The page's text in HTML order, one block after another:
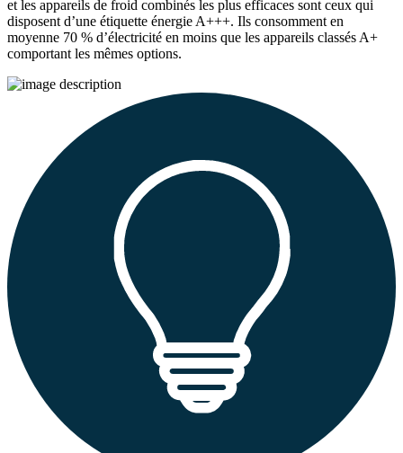
et les appareils de froid combinés les plus efficaces sont ceux qui
disposent d’une étiquette énergie A+++. Ils consomment en
moyenne 70 % d’électricité en moins que les appareils classés A+
comportant les mêmes options.